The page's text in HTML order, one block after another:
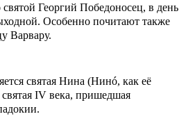
Георгий Победоносец, в день
Особенно почитают также
Варвару.
святая Нина (Нинó, как её
IV века, пришедшая